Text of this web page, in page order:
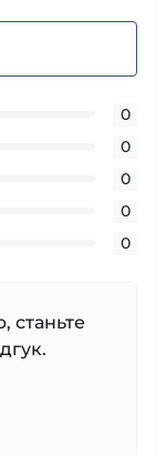
0
0
0
0
0
станьте